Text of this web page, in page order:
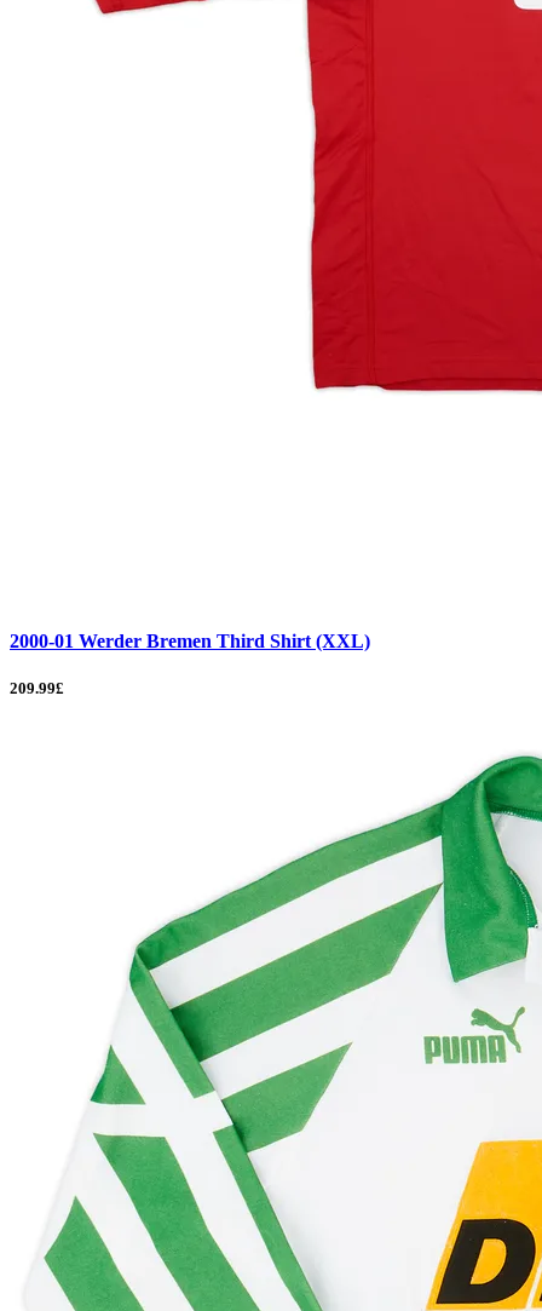
2000-01 Werder Bremen Third Shirt (XXL)
209.99£